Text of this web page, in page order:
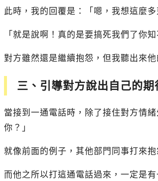
此時，我的回覆是：「嗯，我想這麼
「就是說啊！真的是要搞死我們了你
對方雖然還是繼續抱怨，但我聽出來
三、引導對方說出自己的期
當接到一通電話時，除了接住對方情
你？」
就像前面的例子，其他部門同事打來
而他之所以打這通電話過來，一定是